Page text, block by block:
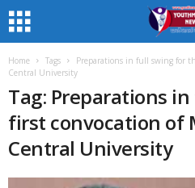
Home Tags
Preparations in full swing for
Central University
Tag: Preparations
first convocation of
Central University